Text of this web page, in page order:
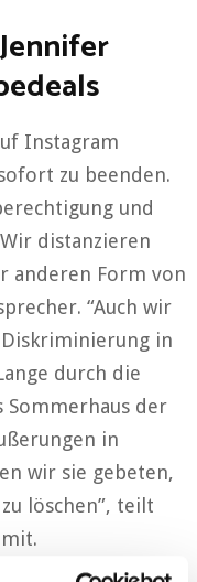
Instagram
zu beenden.
und
distanzieren
anderen Form von
“Auch wir
in
durch die
Sommerhaus der
in
wir sie gebeten,
löschen”, teilt